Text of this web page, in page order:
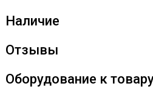
Открытие и
герметичен
Наличие
Отзывы
Оборудование к